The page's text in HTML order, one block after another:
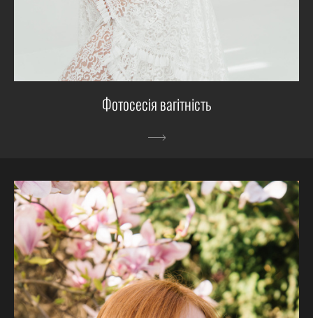
Фотосесія вагітність